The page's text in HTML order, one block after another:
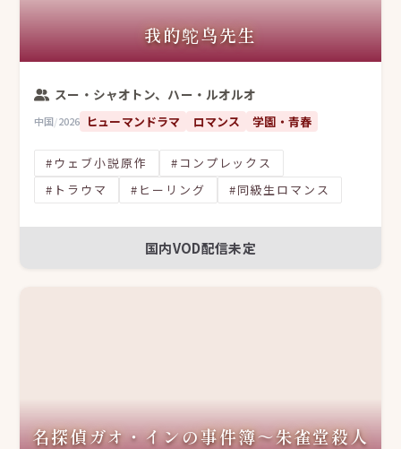
我的鸵鸟先生
スー・シャオトン、ハー・ルオルオ
中国/2026 ヒューマンドラマ ロマンス 学園・青春
#ウェブ小説原作
#コンプレックス
#トラウマ
#ヒーリング #同級生ロマンス
国内VOD配信未定
名探偵ガオ・インの事件簿～朱雀堂殺人